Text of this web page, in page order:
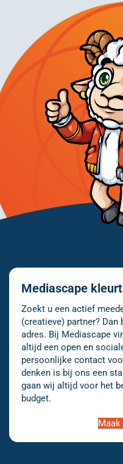
Mediascape
Zoekt u een actief
(creatieve) partner?
adres. Bij Mediascape
altijd een open en
persoonlijke contact
denken is bij ons een
gaan wij altijd voor het
budget.
Maak